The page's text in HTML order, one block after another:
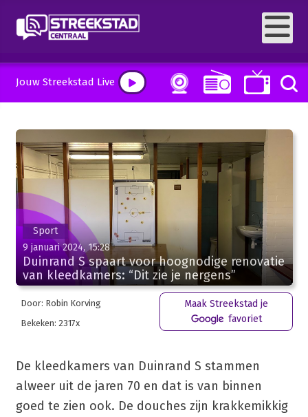
Jouw Streekstad Live
Sport
9 januari 2024, 15:28
Duinrand S spaart voor hoognodige renovatie
van kleedkamers: “Dit zie je nergens”
Door: Robin Korving
Bekeken: 2317x
Maak Streekstad je
favoriet
De kleedkamers van Duinrand S stammen
alweer uit de jaren 70 en dat is van binnen
goed te zien ook. De douches zijn krakkemikkig